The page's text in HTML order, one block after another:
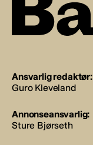
Ansvarlig redaktør:
Guro Kleveland
Annonseansvarlig:
Sture Bjørseth